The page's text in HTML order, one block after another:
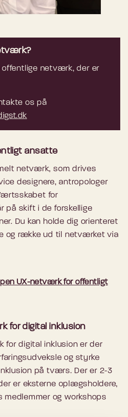
offentlige netværk, der er
os på
ansatte
netværk, som drives
designere, antropologer
for
på skift i de forskellige
Du kan holde dig orienteret
og række ud til netværket via
UX-netværk for offentligt
for digital inklusion
for digital inklusion er der
og styrke
på tværs. Der er 2-3
er eksterne oplægsholdere,
og workshops